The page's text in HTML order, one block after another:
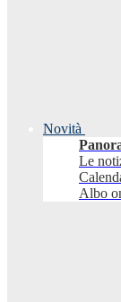
Novità
Le
Albo